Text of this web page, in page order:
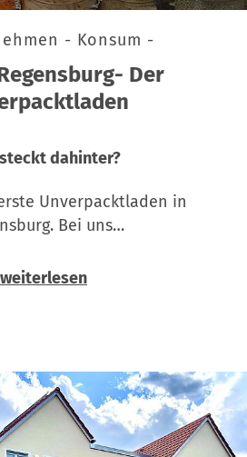
- Konsum -
Der
dahinter?
Unverpacktladen in
Bei uns…
weiterlesen